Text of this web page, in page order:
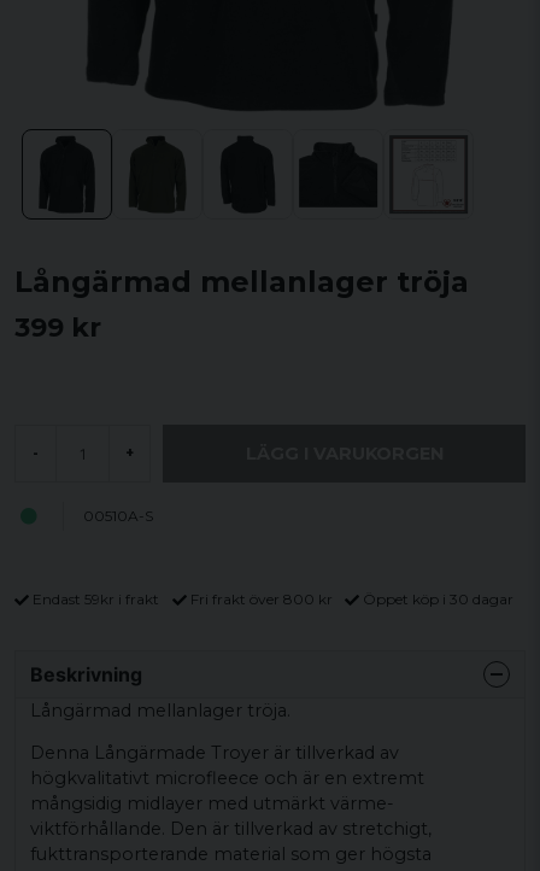
Långärmad mellanlager tröja
399 kr
- +
00510A-S
Endast 59kr i frakt Fri frakt över 800 kr Öppet köp i 30 dagar
Beskrivning
Långärmad mellanlager tröja.
Denna Långärmade Troyer är tillverkad av
högkvalitativt microfleece och är en extremt
mångsidig midlayer med utmärkt värme-
viktförhållande. Den är tillverkad av stretchigt,
fukttransporterande material som ger högsta